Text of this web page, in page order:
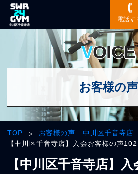
電話す
VOICE
お客様の声
TOP > お客様の声 中川区千音寺店
【中川区千音寺店】入会お客様の声102
【中川区千音寺店】